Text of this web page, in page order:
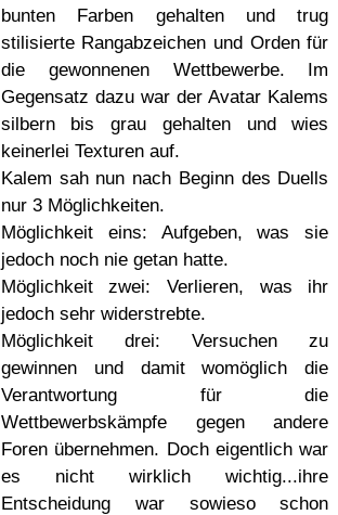
bunten Farben gehalten und trug
stilisierte Rangabzeichen und Orden für
die gewonnenen Wettbewerbe. Im
Gegensatz dazu war der Avatar Kalems
silbern bis grau gehalten und wies
keinerlei Texturen auf.
Kalem sah nun nach Beginn des Duells
nur 3 Möglichkeiten.
Möglichkeit eins: Aufgeben, was sie
jedoch noch nie getan hatte.
Möglichkeit zwei: Verlieren, was ihr
jedoch sehr widerstrebte.
Möglichkeit drei: Versuchen zu
gewinnen und damit womöglich die
Verantwortung für die
Wettbewerbskämpfe gegen andere
Foren übernehmen. Doch eigentlich war
es nicht wirklich wichtig...ihre
Entscheidung war sowieso schon